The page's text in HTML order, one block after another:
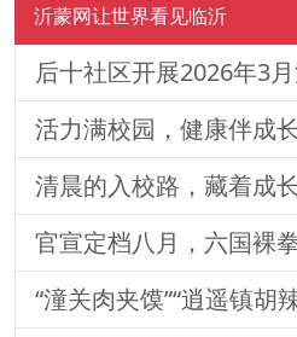
沂蒙网让世界看见临沂
后十社区开展2026年3
清晨的入校路，藏着成